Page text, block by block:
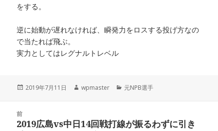
をする。
逆に始動が遅れなければ、瞬発力をロスする投げ方なの
で当たれば飛ぶ。
実力としてはレグナルトレベル
投
2019年7月11日
作
wpmaster
カ
ー
元NPB選手
前
前
2019広島vs中日14回戦打線が振るわずに引き